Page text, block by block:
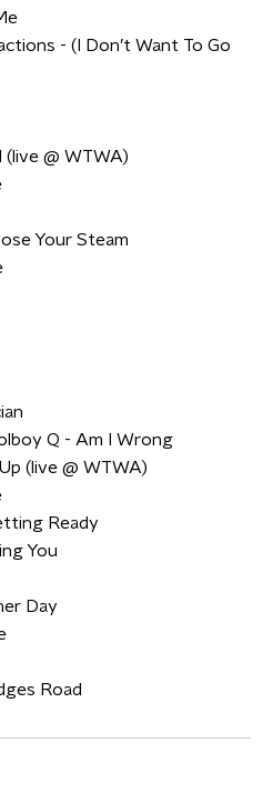
- (I Don’t Want To Go
(live @ WTWA)
Your Steam
Q - Am I Wrong
(live @ WTWA)
Ready
You
Day
Road